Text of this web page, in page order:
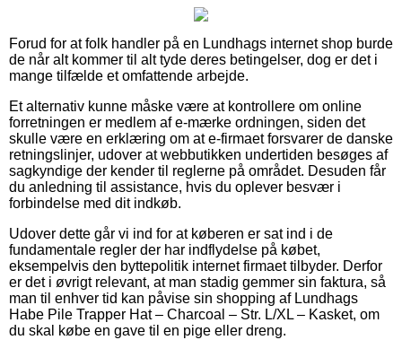
Forud for at folk handler på en Lundhags internet shop burde
de når alt kommer til alt tyde deres betingelser, dog er det i
mange tilfælde et omfattende arbejde.
Et alternativ kunne måske være at kontrollere om online
forretningen er medlem af e-mærke ordningen, siden det
skulle være en erklæring om at e-firmaet forsvarer de danske
retningslinjer, udover at webbutikken undertiden besøges af
sagkyndige der kender til reglerne på området. Desuden får
du anledning til assistance, hvis du oplever besvær i
forbindelse med dit indkøb.
Udover dette går vi ind for at køberen er sat ind i de
fundamentale regler der har indflydelse på købet,
eksempelvis den byttepolitik internet firmaet tilbyder. Derfor
er det i øvrigt relevant, at man stadig gemmer sin faktura, så
man til enhver tid kan påvise sin shopping af Lundhags
Habe Pile Trapper Hat – Charcoal – Str. L/XL – Kasket, om
du skal købe en gave til en pige eller dreng.